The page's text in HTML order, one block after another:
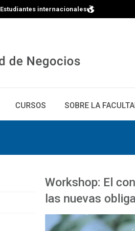
Estudiantes internacionales
CURSOS SOBRE LA
Workshop: El
las nuevas